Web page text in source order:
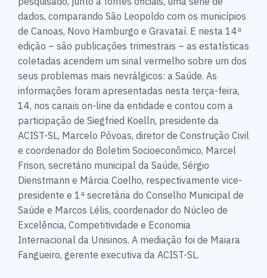
dados, comparando São Leopoldo com os municípios
de Canoas, Novo Hamburgo e Gravataí. E nesta 14ª
edição – são publicações trimestrais – as estatísticas
coletadas acendem um sinal vermelho sobre um dos
seus problemas mais nevrálgicos: a Saúde. As
informações foram apresentadas nesta terça-feira,
14, nos canais on-line da entidade e contou com a
participação de Siegfried Koelln, presidente da
ACIST-SL, Marcelo Póvoas, diretor de Construção Civil
e coordenador do Boletim Socioeconômico, Marcel
Frison, secretário municipal da Saúde, Sérgio
Dienstmann e Márcia Coelho, respectivamente vice-
presidente e 1ª secretária do Conselho Municipal de
Saúde e Marcos Lélis, coordenador do Núcleo de
Excelência, Competitividade e Economia
Internacional da Unisinos. A mediação foi de Maiara
Fangueiro, gerente executiva da ACIST-SL.